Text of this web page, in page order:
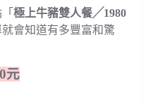
極上牛豬雙人餐╱1980
會知道有多豐富和驚
元